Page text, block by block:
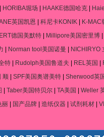
HORIBA堀场 HAAKE德国哈克
英国凯恩 科尼卡KONIK| K-MAC
德国美默特| Millipore美国密里博|
Norman tool美国诺曼 NICHIRYO
特 Rudolph美国鲁道夫 REL英国
顺| SPF美国奥谱美特| Sherwood英
Taber美国特贝尔 TA美国 Weller
丽
国产品牌 造纸仪器 试剂耗材